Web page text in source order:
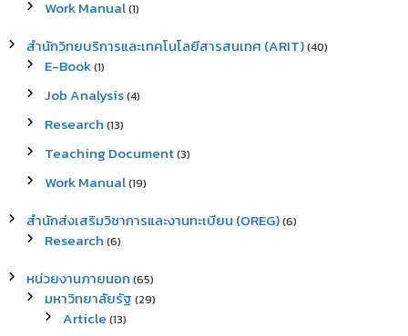
Work Manual(1)
สำนักวิทยบริการและเทคโนโลยีสารสนเทศ (ARIT)(40)
E-Book(1)
Job Analysis(4)
Research (13)
Teaching Document(3)
Work Manual(19)
สำนักส่งเสริมวิชาการและงานทะเบียน (OREG)(6)
Research (6)
หน่วยงานภายนอก (65)
มหาวิทยาลัยรัฐ (29)
Article (13)